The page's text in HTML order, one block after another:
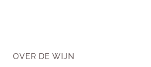
OVER DE WIJN